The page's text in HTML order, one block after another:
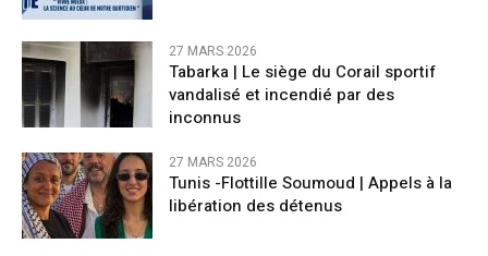
27 MARS 2026
Tabarka | Le siège du Corail sportif
vandalisé et incendié par des
inconnus
27 MARS 2026
Tunis -Flottille Soumoud | Appels à la
libération des détenus